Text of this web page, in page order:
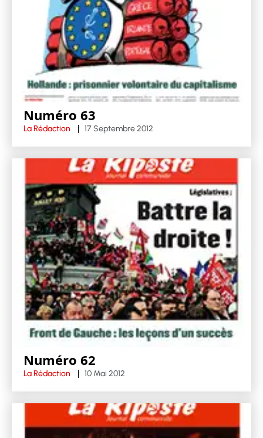
Numéro 63
La Rédaction 17 Septembre 2012
Numéro 62
La Rédaction 10 Mai 2012